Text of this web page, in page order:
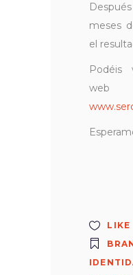
meses
el
Podéis
LIKE